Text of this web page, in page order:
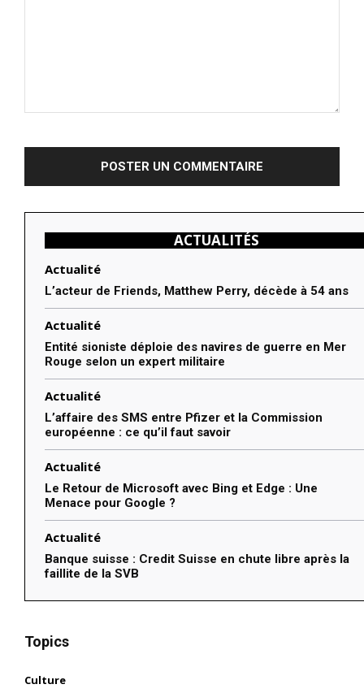
ACTUALITÉS
Actualité
L’acteur de Friends, Matthew Perry, décède à 54 ans
Actualité
Entité sioniste déploie des navires de guerre en Mer
Rouge selon un expert militaire
Actualité
L’affaire des SMS entre Pfizer et la Commission
européenne : ce qu’il faut savoir
Actualité
Le Retour de Microsoft avec Bing et Edge : Une
Menace pour Google ?
Actualité
Banque suisse : Credit Suisse en chute libre après la
faillite de la SVB
Topics
Culture